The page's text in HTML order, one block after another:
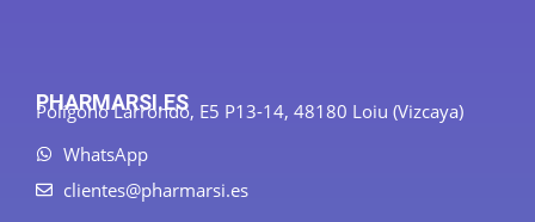
PHARMARSI.ES
Polígono Larrondo, E5 P13-14, 48180 Loiu (Vizcaya)
WhatsApp
clientes@pharmarsi.es